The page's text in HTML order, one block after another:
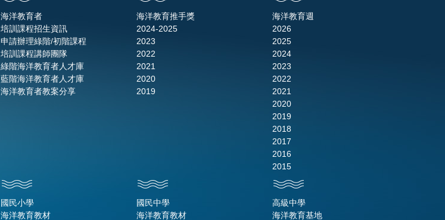
海洋教育者
培訓課程招生資訊
申請辦理綠階/初階課程
培訓課程講師團隊
綠階海洋教育者人才庫
藍階海洋教育者人才庫
海洋教育者教案分享
海洋教育推手獎
2024-2025
2023
2022
2021
2020
2019
海洋教育週
2026
2025
2024
2023
2022
2021
2020
2019
2018
2017
2016
2015
國民小學
海洋教育教材
國民中學
海洋教育教材
高級中學
海洋教育基地